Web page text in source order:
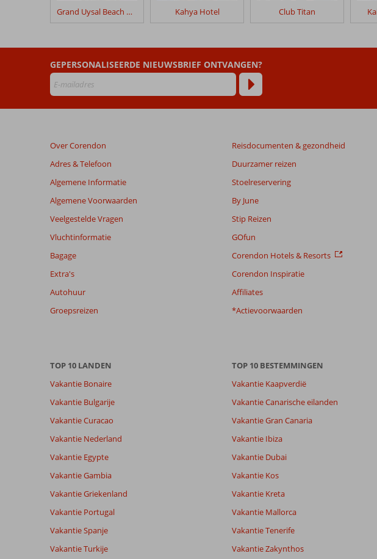
Villa
Beoordelingen
die
ouder
zijn
dan
worden
niet
meer
weergegeven
de
relevantie
de
info
Totale score
Gebaseerd op:
512
8,0
Zeer goed
Eten
7,2
Kindvriendelijk 7,2
Wifi kwaliteit
Ervaringen
van onze
klanten
Filter reisgezelschap
Alle
9,0OverAlgemene indruk
Grand Uysal Beach & Spa Kahya Hotel Club Titan
GEPERSONALISEERDE NIEUWSBRIEF ONTVANGEN?
Over Corendon
Adres & Telefoon
Algemene Informatie
Algemene Voorwaarden
Veelgestelde Vragen
Vluchtinformatie
Bagage
Extra's
Autohuur
Groepsreizen
Reisdocumenten & gezondheid
Duurzamer reizen
Stoelreservering
By June
Stip Reizen
GOfun
Corendon Hotels & Resorts
Corendon Inspiratie
Affiliates
*Actievoorwaarden
TOP 10 LANDEN
Vakantie Bonaire
Vakantie Bulgarije
Vakantie Curacao
Vakantie Nederland
Vakantie Egypte
Vakantie Gambia
Vakantie Griekenland
Vakantie Portugal
Vakantie Spanje
Vakantie Turkije
TOP 10 BESTEMMINGEN
Vakantie Kaapverdië
Vakantie Canarische eilanden
Vakantie Gran Canaria
Vakantie Ibiza
Vakantie Dubai
Vakantie Kos
Vakantie Kreta
Vakantie Mallorca
Vakantie Tenerife
Vakantie Zakynthos